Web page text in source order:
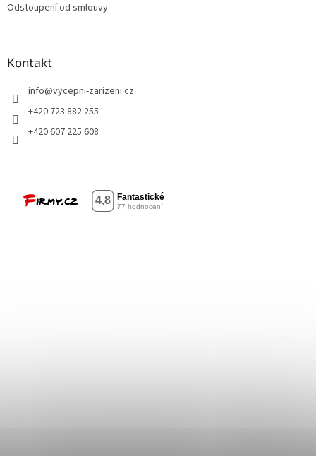
Odstoupení od smlouvy
Kontakt
info@vycepni-zarizeni.cz
+420 723 882 255
+420 607 225 608